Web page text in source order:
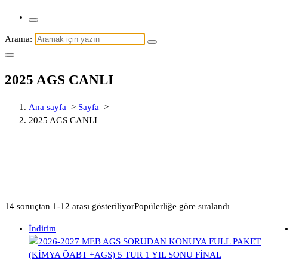
Arama:
2025 AGS CANLI
Ana sayfa > Sayfa >
2025 AGS CANLI
14 sonuçtan 1-12 arası gösteriliyorPopülerliğe göre sıralandı
İndirim